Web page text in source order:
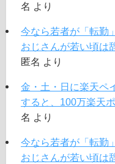
名 より
今なら若者が「転勤
おじさんが若い頃は
匿名 より
金・土・日に楽天ペ
すると、100万楽天
名 より
今なら若者が「転勤
おじさんが若い頃は